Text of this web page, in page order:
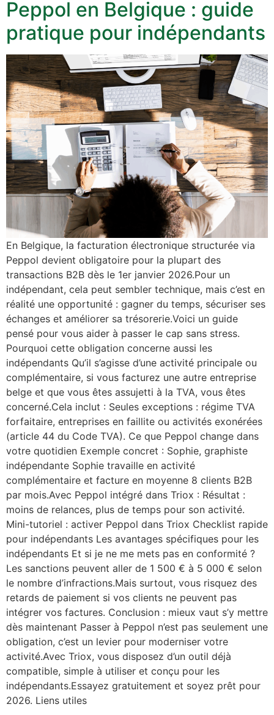
Peppol en Belgique : guide
pratique pour indépendants
En Belgique, la facturation électronique structurée via
Peppol devient obligatoire pour la plupart des
transactions B2B dès le 1er janvier 2026.Pour un
indépendant, cela peut sembler technique, mais c’est en
réalité une opportunité : gagner du temps, sécuriser ses
échanges et améliorer sa trésorerie.Voici un guide
pensé pour vous aider à passer le cap sans stress.
Pourquoi cette obligation concerne aussi les
indépendants Qu’il s’agisse d’une activité principale ou
complémentaire, si vous facturez une autre entreprise
belge et que vous êtes assujetti à la TVA, vous êtes
concerné.Cela inclut : Seules exceptions : régime TVA
forfaitaire, entreprises en faillite ou activités exonérées
(article 44 du Code TVA). Ce que Peppol change dans
votre quotidien Exemple concret : Sophie, graphiste
indépendante Sophie travaille en activité
complémentaire et facture en moyenne 8 clients B2B
par mois.Avec Peppol intégré dans Triox : Résultat :
moins de relances, plus de temps pour son activité.
Mini-tutoriel : activer Peppol dans Triox Checklist rapide
pour indépendants Les avantages spécifiques pour les
indépendants Et si je ne me mets pas en conformité ?
Les sanctions peuvent aller de 1 500 € à 5 000 € selon
le nombre d’infractions.Mais surtout, vous risquez des
retards de paiement si vos clients ne peuvent pas
intégrer vos factures. Conclusion : mieux vaut s’y mettre
dès maintenant Passer à Peppol n’est pas seulement une
obligation, c’est un levier pour moderniser votre
activité.Avec Triox, vous disposez d’un outil déjà
compatible, simple à utiliser et conçu pour les
indépendants.Essayez gratuitement et soyez prêt pour
2026. Liens utiles